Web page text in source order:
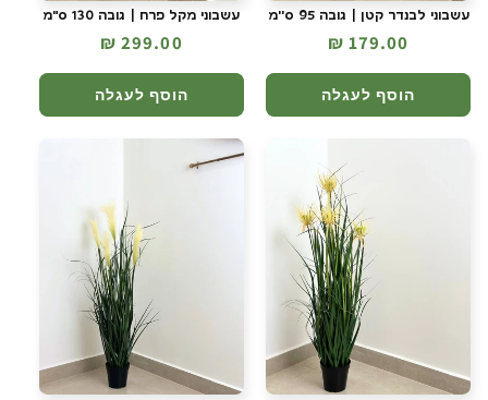
עשבוני לבנדר קטן | גובה 95 ס''מ
מחיר
רגיל
179.00 ₪
הוסף לעגלה
עשבוני מקל פרח | גובה 130 ס"מ
מחיר
רגיל
299.00 ₪
הוסף לעגלה